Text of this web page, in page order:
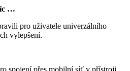
…
pro uživatele univerzálního
vylepšení.